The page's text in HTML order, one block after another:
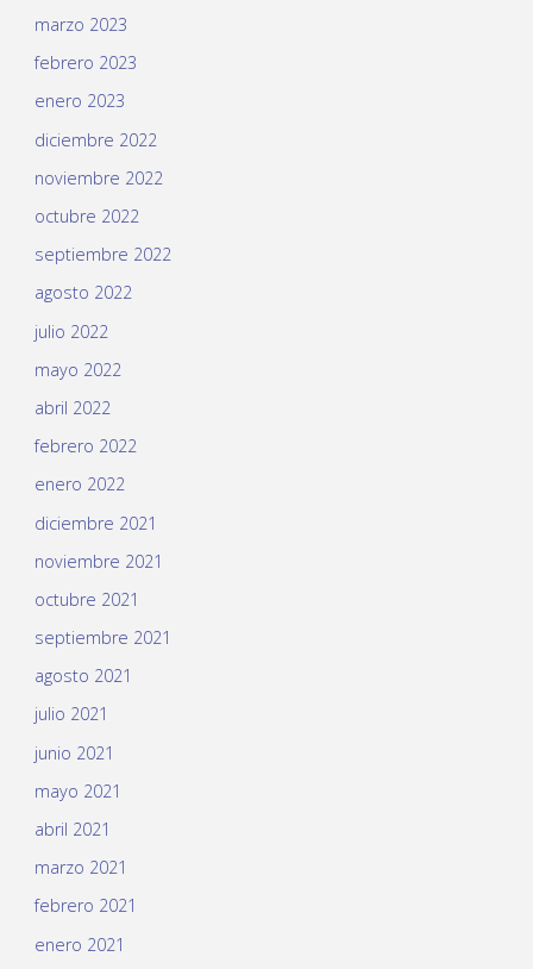
marzo 2023
febrero 2023
enero 2023
diciembre 2022
noviembre 2022
octubre 2022
septiembre 2022
agosto 2022
julio 2022
mayo 2022
abril 2022
febrero 2022
enero 2022
diciembre 2021
noviembre 2021
octubre 2021
septiembre 2021
agosto 2021
julio 2021
junio 2021
mayo 2021
abril 2021
marzo 2021
febrero 2021
enero 2021